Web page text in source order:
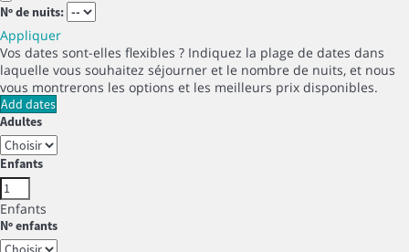
Nº de nuits:
Appliquer
Vos dates sont-elles flexibles ? Indiquez la plage de dates dans
laquelle vous souhaitez séjourner et le nombre de nuits, et nous
vous montrerons les options et les meilleurs prix disponibles.
Add dates
Adultes
Enfants
Enfants
Nº enfants